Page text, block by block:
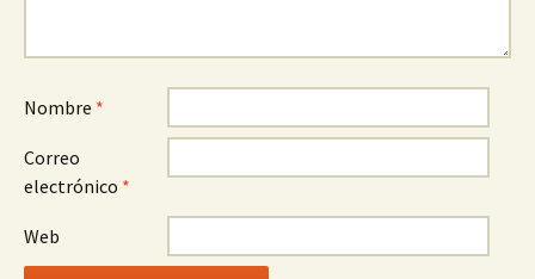
Nombre *
Correo
electrónico *
Web